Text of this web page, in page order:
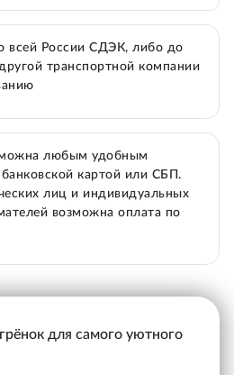
всей России СДЭК, либо до
транспортной компании
любым удобным
картой или СБП.
лиц и индивидуальных
возможна оплата по
для самого уютного